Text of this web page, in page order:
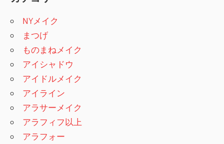
NYメイク
まつげ
ものまねメイク
アイシャドウ
アイドルメイク
アイライン
アラサーメイク
アラフィフ以上
アラフォー